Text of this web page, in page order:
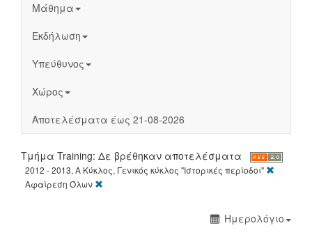
Μάθημα
Εκδήλωση
Υπεύθυνος
Χώρος
Αποτελέσματα έως 21-08-2026
Τμήμα Training: Δε βρέθηκαν αποτελέσματα
2012 - 2013, Α Κύκλος, Γενικός κύκλος "Ιστορικές περίοδοι"
Αφαίρεση Όλων
Ημερολόγιο